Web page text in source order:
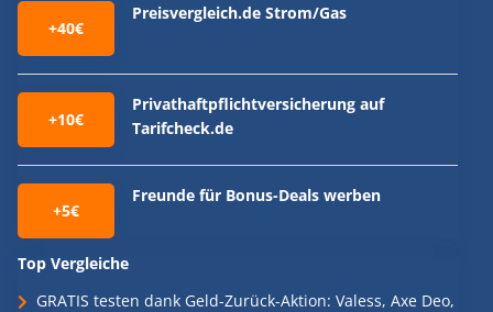
+40€
Preisvergleich.de Strom/Gas
+10€
Privathaftpflichtversicherung auf
Tarifcheck.de
+5€
Freunde für Bonus-Deals werben
Top Vergleiche
GRATIS testen dank Geld-Zurück-Aktion: Valess, Axe Deo,